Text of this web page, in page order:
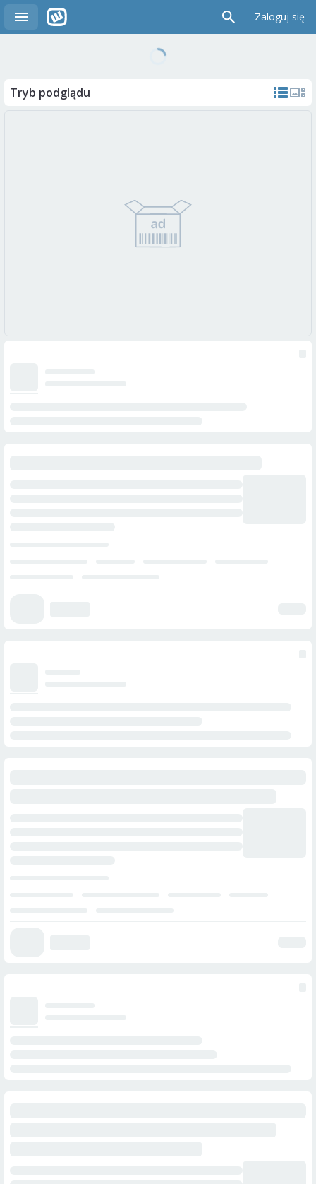
Zaloguj się
Tryb podglądu